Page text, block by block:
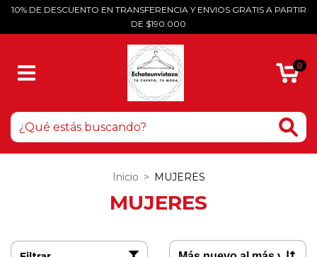
10% DE DESCUENTO EN TRANSFERENCIA Y ENVIOS GRATIS A PARTIR
DE $190.000
0
Inicio > MUJERES
MUJERES